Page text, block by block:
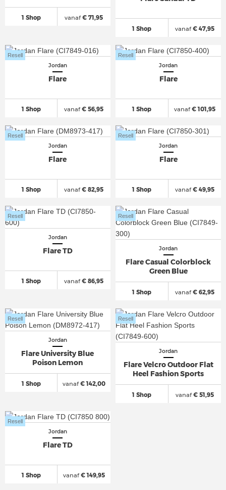
1 Shop vanaf€ 71,95
1 Shop vanaf€ 47,95
Jordan
Flare
1 Shop
Resell
vanaf€ 56,95
Jordan
Flare
1 Shop
Resell
vanaf€ 101,95
Jordan
Flare
1 Shop
Resell
vanaf€ 82,95
Jordan
Flare
1 Shop
Resell
vanaf€ 49,95
Jordan
Flare TD
1 Shop
Resell
vanaf€ 86,95
Jordan
Flare Casual Colorblock
Green Blue
1 Shop
Resell
vanaf€ 62,95
Jordan
Flare University Blue
Poison Lemon
1 Shop
Resell
vanaf€ 142,00
Jordan
Flare Velcro Outdoor Flat
Heel Fashion Sports
1 Shop
Resell
vanaf€ 51,95
Jordan
Flare TD
1 Shop
Resell
vanaf€ 149,95